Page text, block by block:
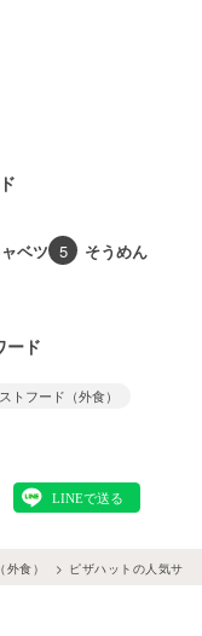
ベツ 5 そうめん
ード
トフード（外食）
食） ピザハットの人気サ